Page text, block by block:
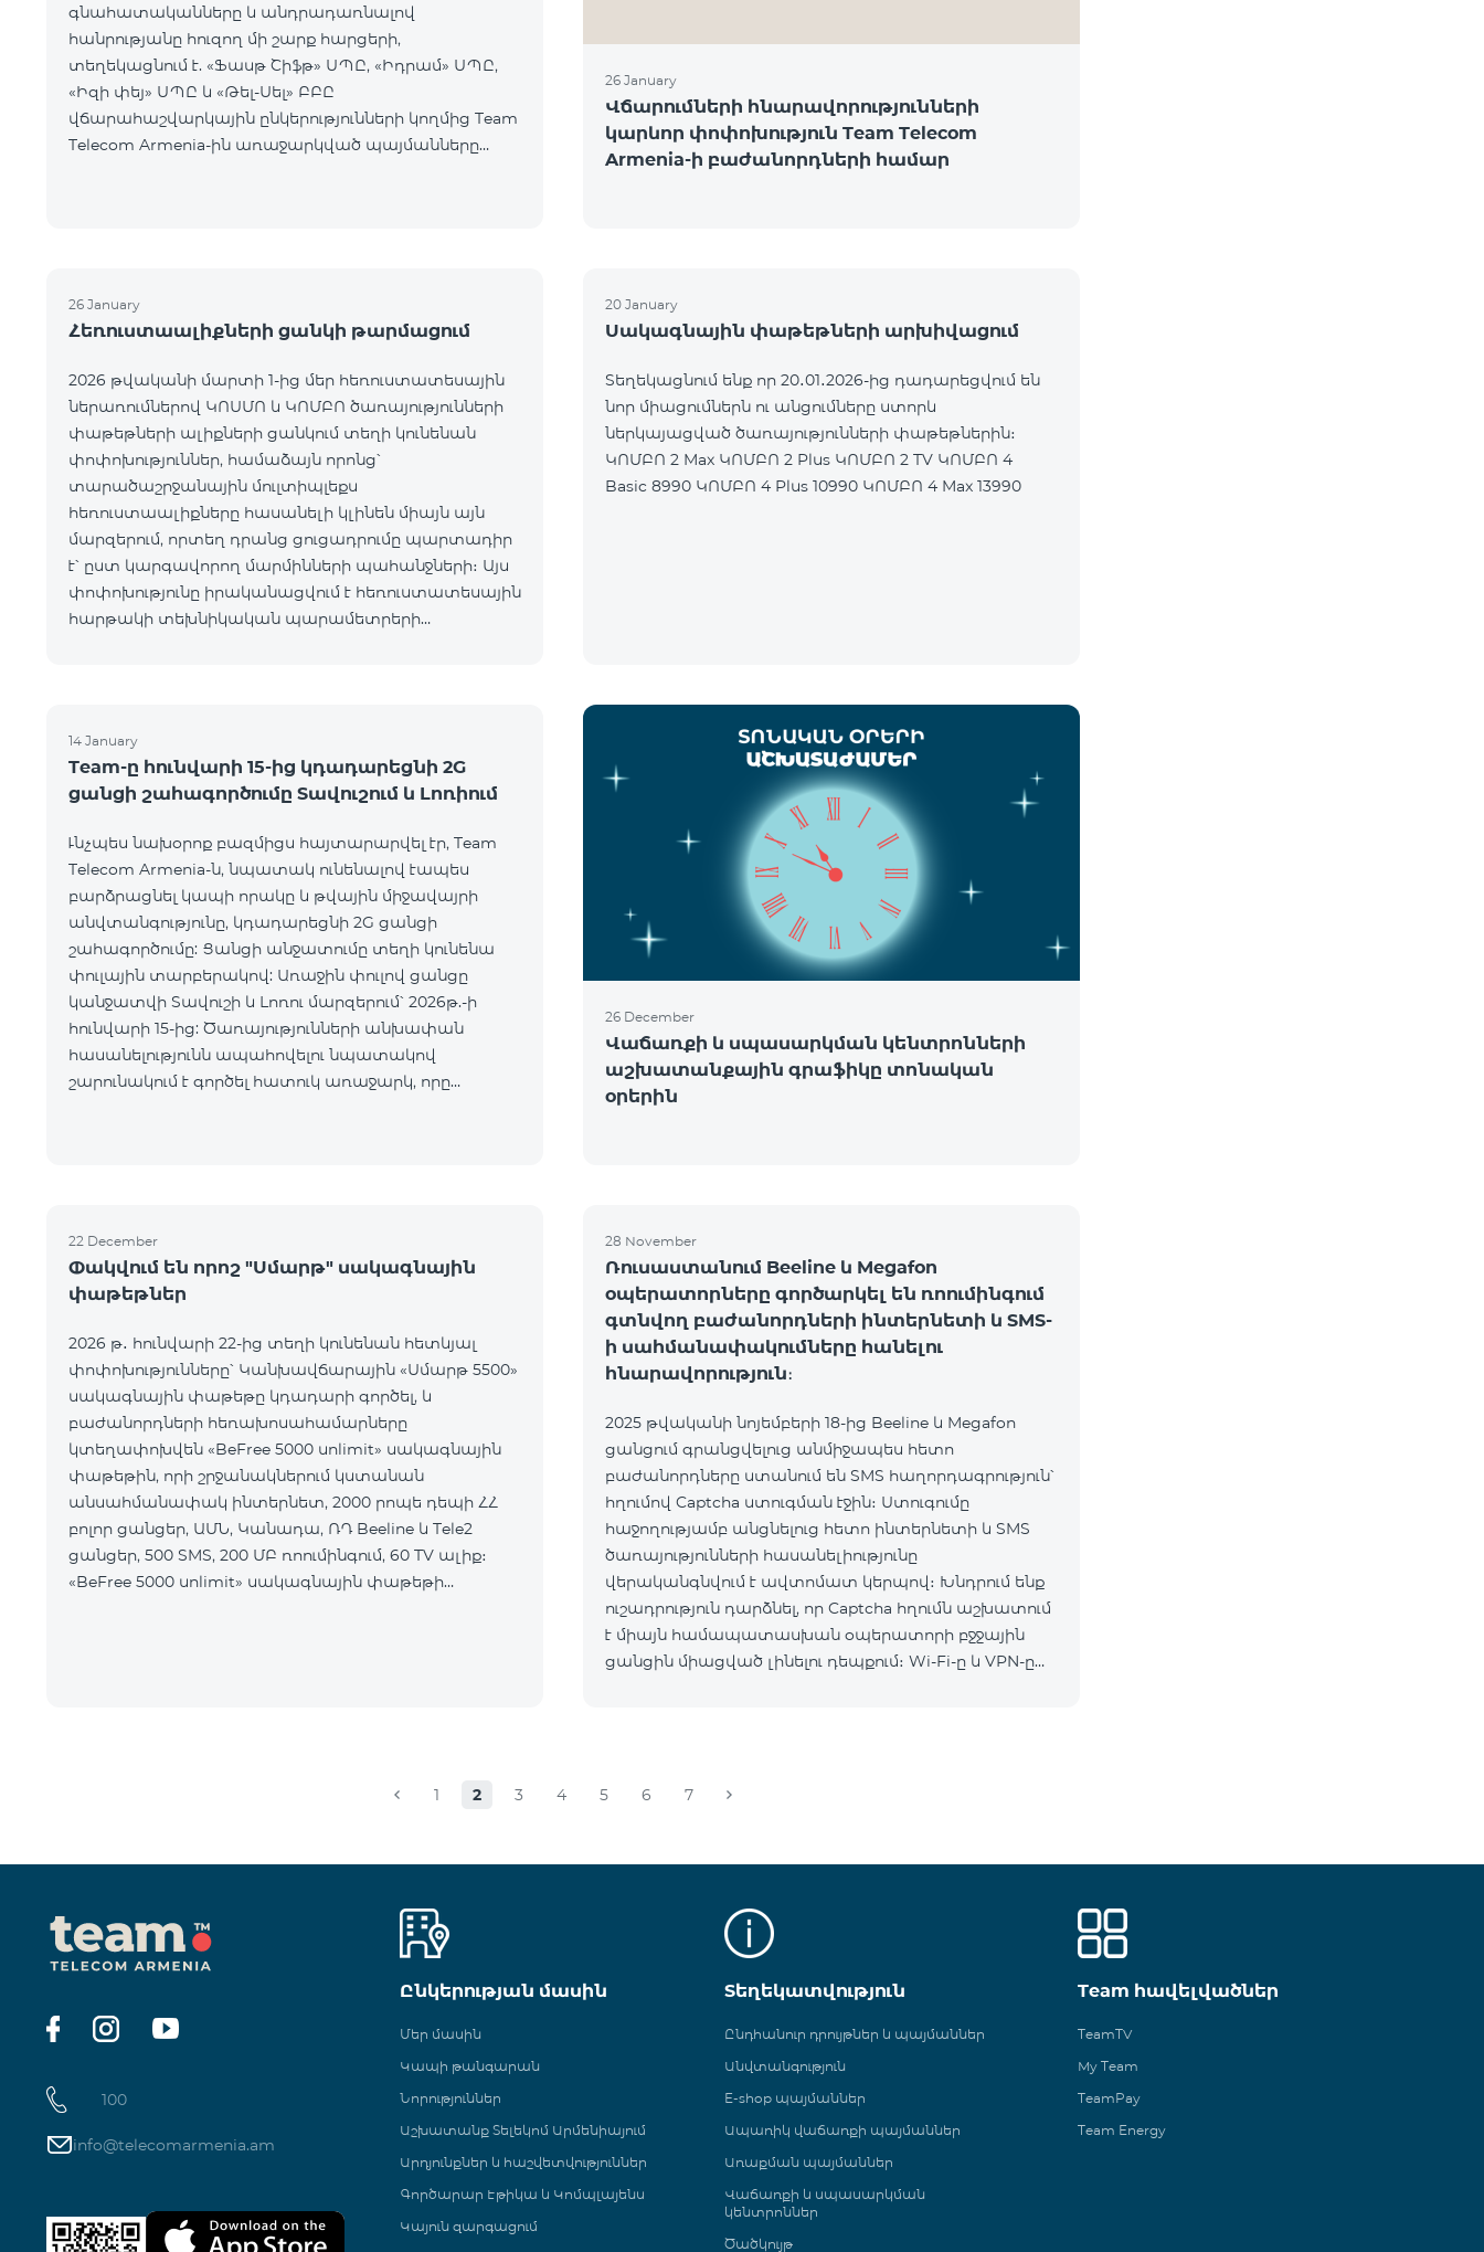
գնահատականները և անդրադառնալով
հանրությանը հուզող մի շարք հարցերի,
տեղեկացնում է. «Ֆասթ Շիֆթ» ՍՊԸ, «Իդրամ» ՍՊԸ,
«Իզի փեյ» ՍՊԸ և «Թել-Սել» ԲԲԸ
վճարահաշվարկային ընկերությունների կողմից Team
Telecom Armenia-ին առաջարկված պայմանները
26 January
Վճարումների հնարավորությունների
կարևոր փոփոխություն Team Telecom
Armenia-ի բաժանորդների համար
26 January
Հեռուստաալիքների ցանկի թարմացում
2026 թվականի մարտի 1-ից մեր հեռուստատեսային
ներառումներով ԿՈՍՄՈ և ԿՈՄԲՈ ծառայությունների
փաթեթների ալիքների ցանկում տեղի կունենան
փոփոխություններ, համաձայն որոնց՝
տարածաշրջանային մուլտիպլեքս
հեռուստաալիքները հասանելի կլինեն միայն այն
մարզերում, որտեղ դրանց ցուցադրումը պարտադիր
է՝ ըստ կարգավորող մարմինների պահանջների։ Այս
փոփոխությունը իրականացվում է հեռուստատեսային
հարթակի տեխնիկական պարամետրերի
20 January
Սակագնային փաթեթների արխիվացում
Տեղեկացնում ենք որ 20․01․2026-ից դադարեցվում են
նոր միացումներն ու անցումները ստորև
ներկայացված ծառայությունների փաթեթներին։
ԿՈՄԲՈ 2 Max ԿՈՄԲՈ 2 Plus ԿՈՄԲՈ 2 TV ԿՈՄԲՈ 4
Basic 8990 ԿՈՄԲՈ 4 Plus 10990 ԿՈՄԲՈ 4 Max 13990
14 January
Team-ը հունվարի 15-ից կդադարեցնի 2G
ցանցի շահագործումը Տավուշում և Լոռիում
Ւնչպես նախօրոք բազմիցս հայտարարվել էր, Team
Telecom Armenia-ն, նպատակ ունենալով էապես
բարձրացնել կապի որակը և թվային միջավայրի
անվտանգությունը, կդադարեցնի 2G ցանցի
շահագործումը: Ցանցի անջատումը տեղի կունենա
փուլային տարբերակով: Առաջին փուլով ցանցը
կանջատվի Տավուշի և Լոռու մարզերում՝ 2026թ.-ի
հունվարի 15-ից: Ծառայությունների անխափան
հասանելությունն ապահովելու նպատակով
շարունակում է գործել հատուկ առաջարկ, որը
26 December
Վաճառքի և սպասարկման կենտրոնների
աշխատանքային գրաֆիկը տոնական
օրերին
22 December
Փակվում են որոշ "Սմարթ" սակագնային
փաթեթներ
2026 թ․ հունվարի 22-ից տեղի կունենան հետևյալ
փոփոխությունները՝ Կանխավճարային «Սմարթ 5500»
սակագնային փաթեթը կդադարի գործել, և
բաժանորդների հեռախոսահամարները
կտեղափոխվեն «BeFree 5000 unlimit» սակագնային
փաթեթին, որի շրջանակներում կստանան
անսահմանափակ ինտերնետ, 2000 րոպե դեպի ՀՀ
բոլոր ցանցեր, ԱՄՆ, Կանադա, ՌԴ Beeline և Tele2
ցանցեր, 500 SMS, 200 ՄԲ ռոումինգում, 60 TV ալիք։
«BeFree 5000 unlimit» սակագնային փաթեթի
28 November
Ռուսաստանում Beeline և Megafon
օպերատորները գործարկել են ռոումինգում
գտնվող բաժանորդների ինտերնետի և SMS-
ի սահմանափակումները հանելու
հնարավորություն։
2025 թվականի նոյեմբերի 18-ից Beeline և Megafon
ցանցում գրանցվելուց անմիջապես հետո
բաժանորդները ստանում են SMS հաղորդագրություն՝
հղումով Captcha ստուգման էջին։ Ստուգումը
հաջողությամբ անցնելուց հետո ինտերնետի և SMS
ծառայությունների հասանելիությունը
վերականգնվում է ավտոմատ կերպով։ Խնդրում ենք
ուշադրություն դարձնել, որ Captcha հղումն աշխատում
է միայն համապատասխան օպերատորի բջջային
ցանցին միացված լինելու դեպքում։ Wi-Fi-ը և VPN-ը
1 2 3 4 5 6 7
100
info@telecomarmenia.am
Ընկերության մասին
Մեր մասին
Կապի թանգարան
Նորություններ
Աշխատանք Տելեկոմ Արմենիայում
Արդյունքներ և հաշվետվություններ
Գործարար Էթիկա և Կոմպլայենս
Կայուն զարգացում
Տեղեկատվություն
Ընդհանուր դրույթներ և պայմաններ
Անվտանգություն
E-shop պայմաններ
Ապառիկ վաճառքի պայմաններ
Առաքման պայմաններ
Վաճառքի և սպասարկման
կենտրոններ
Ծածկույթ
Team հավելվածներ
TeamTV
My Team
TeamPay
Team Energy